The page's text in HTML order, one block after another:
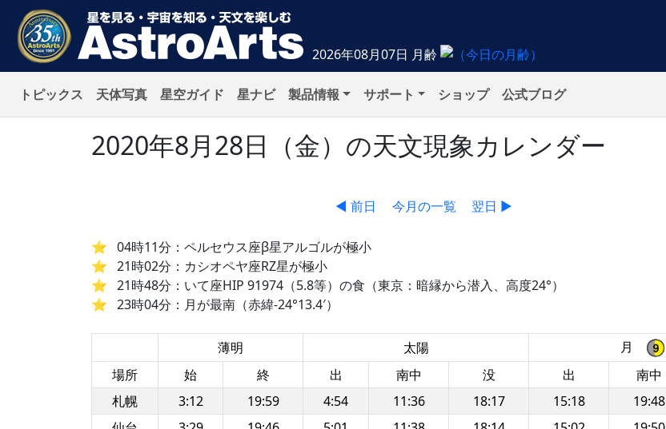
2026年08月07日 月齢
トピックス 天体写真 星空ガイド 星ナビ 製品情報 サポート ショップ 公式ブログ
2020年8月28日（金）の天文現象カレンダー
◀ 前日 今月の一覧 翌日 ▶
04時11分：ペルセウス座β星アルゴルが極小
21時02分：カシオペヤ座RZ星が極小
21時48分：いて座HIP 91974（5.8等）の食（東京：暗縁から潜入、高度24°）
23時04分：月が最南（赤緯-24°13.4′）
薄明 太陽
月
場所
始 終 出 南中 没 出 南中
札幌
3:12 19:59 4:54 11:36 18:17 15:18 19:48